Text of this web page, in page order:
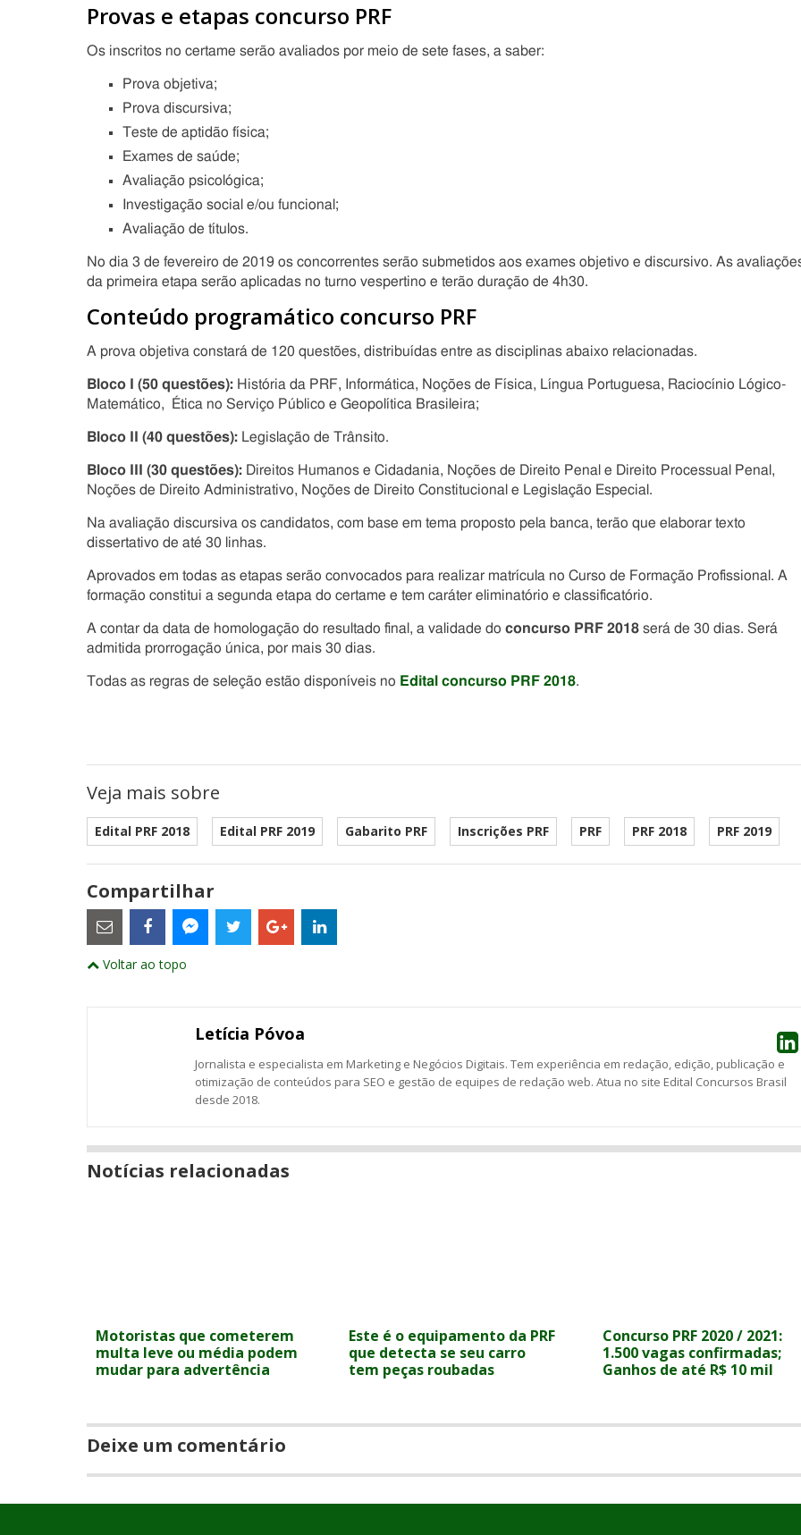
Provas e etapas concurso PRF
Os inscritos no certame serão avaliados por meio de sete fases, a saber:
Prova objetiva;
Prova discursiva;
Teste de aptidão física;
Exames de saúde;
Avaliação psicológica;
Investigação social e/ou funcional;
Avaliação de títulos.
No dia 3 de fevereiro de 2019 os concorrentes serão submetidos aos exames objetivo e discursivo. As
da primeira etapa serão aplicadas no turno vespertino e terão duração de 4h30.
Conteúdo programático concurso PRF
A prova objetiva constará de 120 questões, distribuídas entre as disciplinas abaixo relacionadas.
Bloco I (50 questões): História da PRF, Informática, Noções de Física, Língua Portuguesa, Raciocínio Lógico-
Matemático, Ética no Serviço Público e Geopolítica Brasileira;
Bloco II (40 questões): Legislação de Trânsito.
Bloco III (30 questões): Direitos Humanos e Cidadania, Noções de Direito Penal e Direito Processual Penal,
Noções de Direito Administrativo, Noções de Direito Constitucional e Legislação Especial.
Na avaliação discursiva os candidatos, com base em tema proposto pela banca, terão que elaborar texto
dissertativo de até 30 linhas.
Aprovados em todas as etapas serão convocados para realizar matrícula no Curso de Formação Profissional. A
formação constitui a segunda etapa do certame e tem caráter eliminatório e classificatório.
A contar da data de homologação do resultado final, a validade do concurso PRF 2018 será de 30 dias. Será
admitida prorrogação única, por mais 30 dias.
Todas as regras de seleção estão disponíveis no Edital concurso PRF 2018.
Veja mais sobre
Edital PRF 2018 Edital PRF 2019 Gabarito PRF Inscrições PRF PRF PRF 2018 PRF 2019
Compartilhar
Estes
são
links
externos
abrirão
este este
Voltar ao topo
Letícia Póvoa
Jornalista e especialista em Marketing e Negócios Digitais. Tem experiência em redação, edição, publicação e
otimização de conteúdos para SEO e gestão de equipes de redação web. Atua no site Edital Concursos Brasil
desde 2018.
Notícias relacionadas
Motoristas que cometerem
multa leve ou média podem
mudar para advertência
Este é o equipamento da PRF
que detecta se seu carro
tem peças roubadas
Concurso PRF 2020 / 2021:
1.500 vagas confirmadas;
Ganhos de até R$ 10 mil
Deixe um comentário